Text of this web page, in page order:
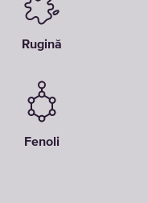
Rugină
Fenoli